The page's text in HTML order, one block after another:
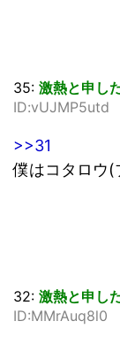
35: 激熱と申し
ID:vUJMP5utd
>>31
僕はコタロウ(
32: 激熱と申し
ID:MMrAuq8l0